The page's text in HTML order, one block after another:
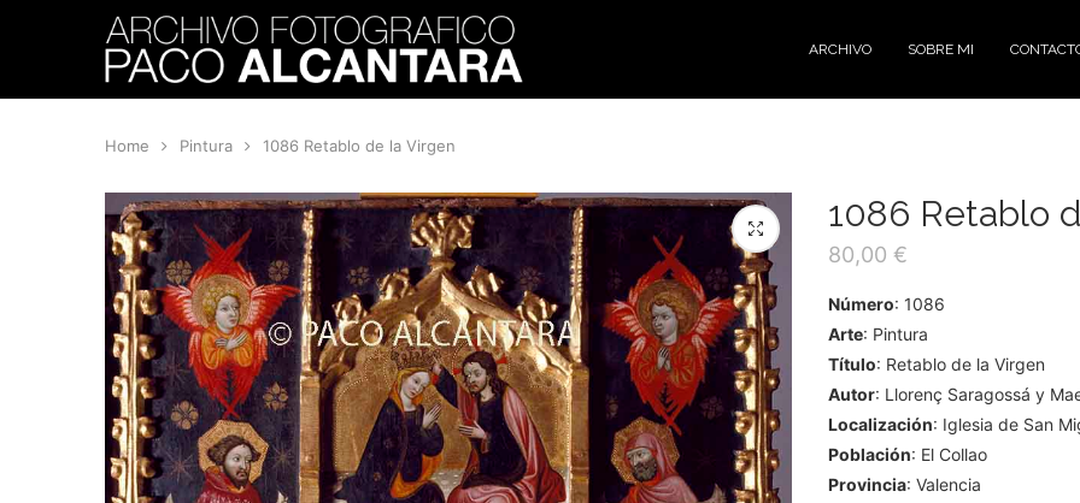
ARCHIVO SOBRE MI
Home Pintura 1086 Retablo de la Virgen
1086 Retablo
80,00 €
Número: 1086
Arte: Pintura
Título: Retablo de la Virgen
Autor: Llorenç Saragossá y
Localización: Iglesia de San
Población: El Collao
Provincia: Valencia